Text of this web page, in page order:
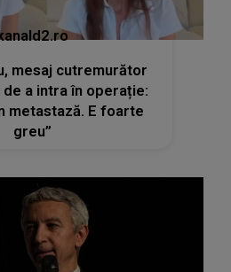
mesaj cutremurător
a intra în operație:
metastază. E foarte
greu”